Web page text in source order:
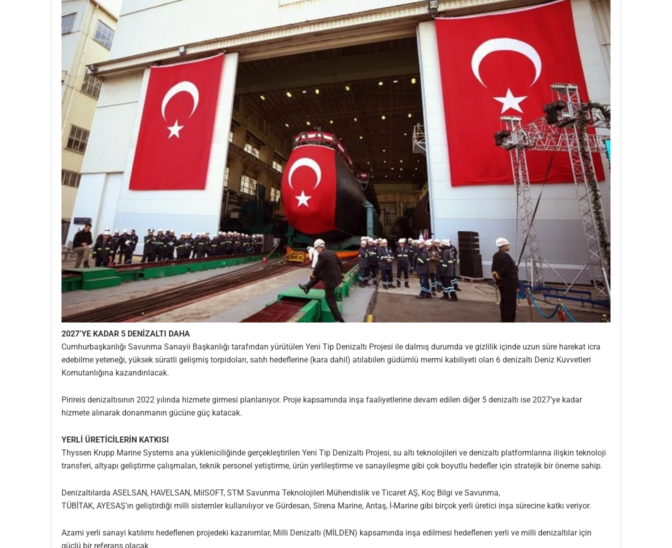
2027’YE KADAR 5 DENİZALTI DAHA
Cumhurbaşkanlığı Savunma Sanayii Başkanlığı tarafından yürütülen Yeni Tip Denizaltı Projesi ile dalmış durumda ve gizlilik içinde uzun süre harekat icra
edebilme yeteneği, yüksek süratli gelişmiş torpidoları, satıh hedeflerine (kara dahil) atılabilen güdümlü mermi kabiliyeti olan 6 denizaltı Deniz Kuvvetleri
Komutanlığına kazandırılacak.
Pirireis denizaltısının 2022 yılında hizmete girmesi planlanıyor. Proje kapsamında inşa faaliyetlerine devam edilen diğer 5 denizaltı ise 2027’ye kadar
hizmete alınarak donanmanın gücüne güç katacak.
YERLİ ÜRETİCİLERİN KATKISI
Thyssen Krupp Marine Systems ana yükleniciliğinde gerçekleştirilen Yeni Tip Denizaltı Projesi, su altı teknolojileri ve denizaltı platformlarına ilişkin teknoloji
transferi, altyapı geliştirme çalışmaları, teknik personel yetiştirme, ürün yerlileştirme ve sanayileşme gibi çok boyutlu hedefler için stratejik bir öneme sahip.
Denizaltılarda ASELSAN, HAVELSAN, MilSOFT, STM Savunma Teknolojileri Mühendislik ve Ticaret AŞ, Koç Bilgi ve Savunma,
TÜBİTAK, AYESAŞ’ın geliştirdiği milli sistemler kullanılıyor ve Gürdesan, Sirena Marine, Arıtaş, İ-Marine gibi birçok yerli üretici inşa sürecine katkı veriyor.
Azami yerli sanayi katılımı hedeflenen projedeki kazanımlar, Milli Denizaltı (MİLDEN) kapsamında inşa edilmesi hedeflenen yerli ve milli denizaltılar için
güçlü bir referans olacak.